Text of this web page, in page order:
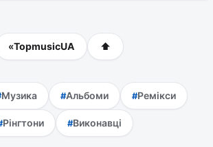
«TopmusicUA ⬆
Музика Альбоми Ремікси
Рінгтони Виконавці